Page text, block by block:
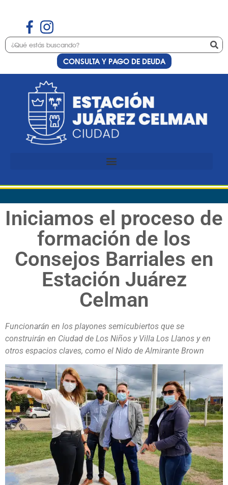
CONSULTA Y PAGO DE DEUDA
Iniciamos el proceso de
formación de los
Consejos Barriales en
Estación Juárez
Celman
Funcionarán en los playones semicubiertos que se
construirán en Ciudad de Los Niños y Villa Los Llanos y en
otros espacios claves, como el Nido de Almirante Brown